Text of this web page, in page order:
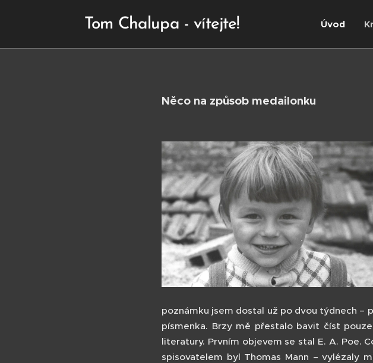
Tom Chalupa - vítejte! Úvod
Něco na způsob medailonku
poznámku jsem dostal už po dvou týdnech –
písmenka. Brzy mě přestalo bavit číst
literatury. Prvním objevem se stal E. A. Poe.
spisovatelem byl Thomas Mann – vylézaly